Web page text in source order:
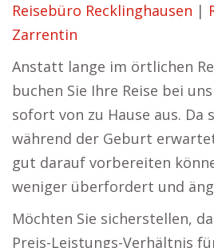
Reisebüro Recklinghausen |
Zarrentin
Anstatt lange im örtlichen
buchen Sie Ihre Reise bei
sofort von zu Hause aus. Da
während der Geburt
gut darauf vorbereiten
weniger überfordert und
Möchten Sie sicherstellen,
Preis-Leistungs-Verhältnis